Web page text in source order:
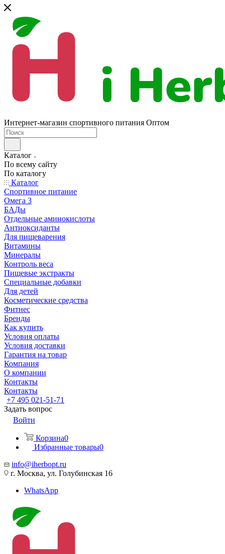
Интернет-магазин спортивного питания Оптом
Каталог
По всему сайту
По каталогу
Каталог
Спортивное питание
Омега 3
БАДы
Отдельные аминокислоты
Антиоксиданты
Для пищеварения
Витамины
Минералы
Контроль веса
Пищевые экстракты
Специальные добавки
Для детей
Косметические средства
Фитнес
Бренды
Как купить
Условия оплаты
Условия доставки
Гарантия на товар
Компания
О компании
Контакты
Контакты
+7 495 021-51-71
Задать вопрос
Войти
Корзина0
Избранные товары0
info@iherbopt.ru
г. Москва, ул. Голубинская 16
WhatsApp